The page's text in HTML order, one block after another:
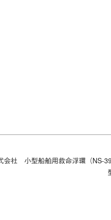
会社 小型船舶用救命浮環（NS-